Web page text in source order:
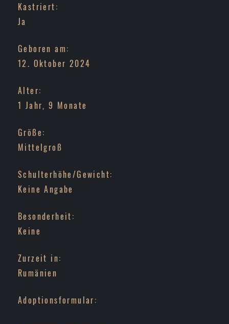
Kastriert:
Ja
Geboren am:
12. Oktober 2024
Alter:
1 Jahr, 9 Monate
Größe:
Mittelgroß
Schulterhöhe/Gewicht:
Keine Angabe
Besonderheit:
Keine
Zurzeit in:
Rumänien
Adoptionsformular: